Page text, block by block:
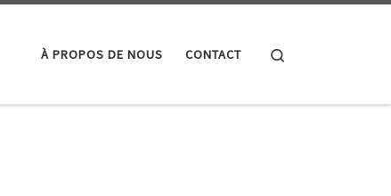
À PROPOS DE NOUS CONTACT